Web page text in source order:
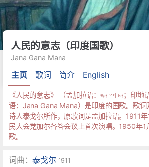
人民的意志（印度国歌）
Jana Gana Mana
主页 歌词 简介 English
《人民的意志》 （孟加拉语：জন গণ মন；印
语：Jana Gana Mana）是印度的国歌。歌词
诗人泰戈尔所作，原歌词是孟加拉语。1911
民大会党加尔各答会议上首次演唱。1950年1
歌。
词曲：泰戈尔 1911